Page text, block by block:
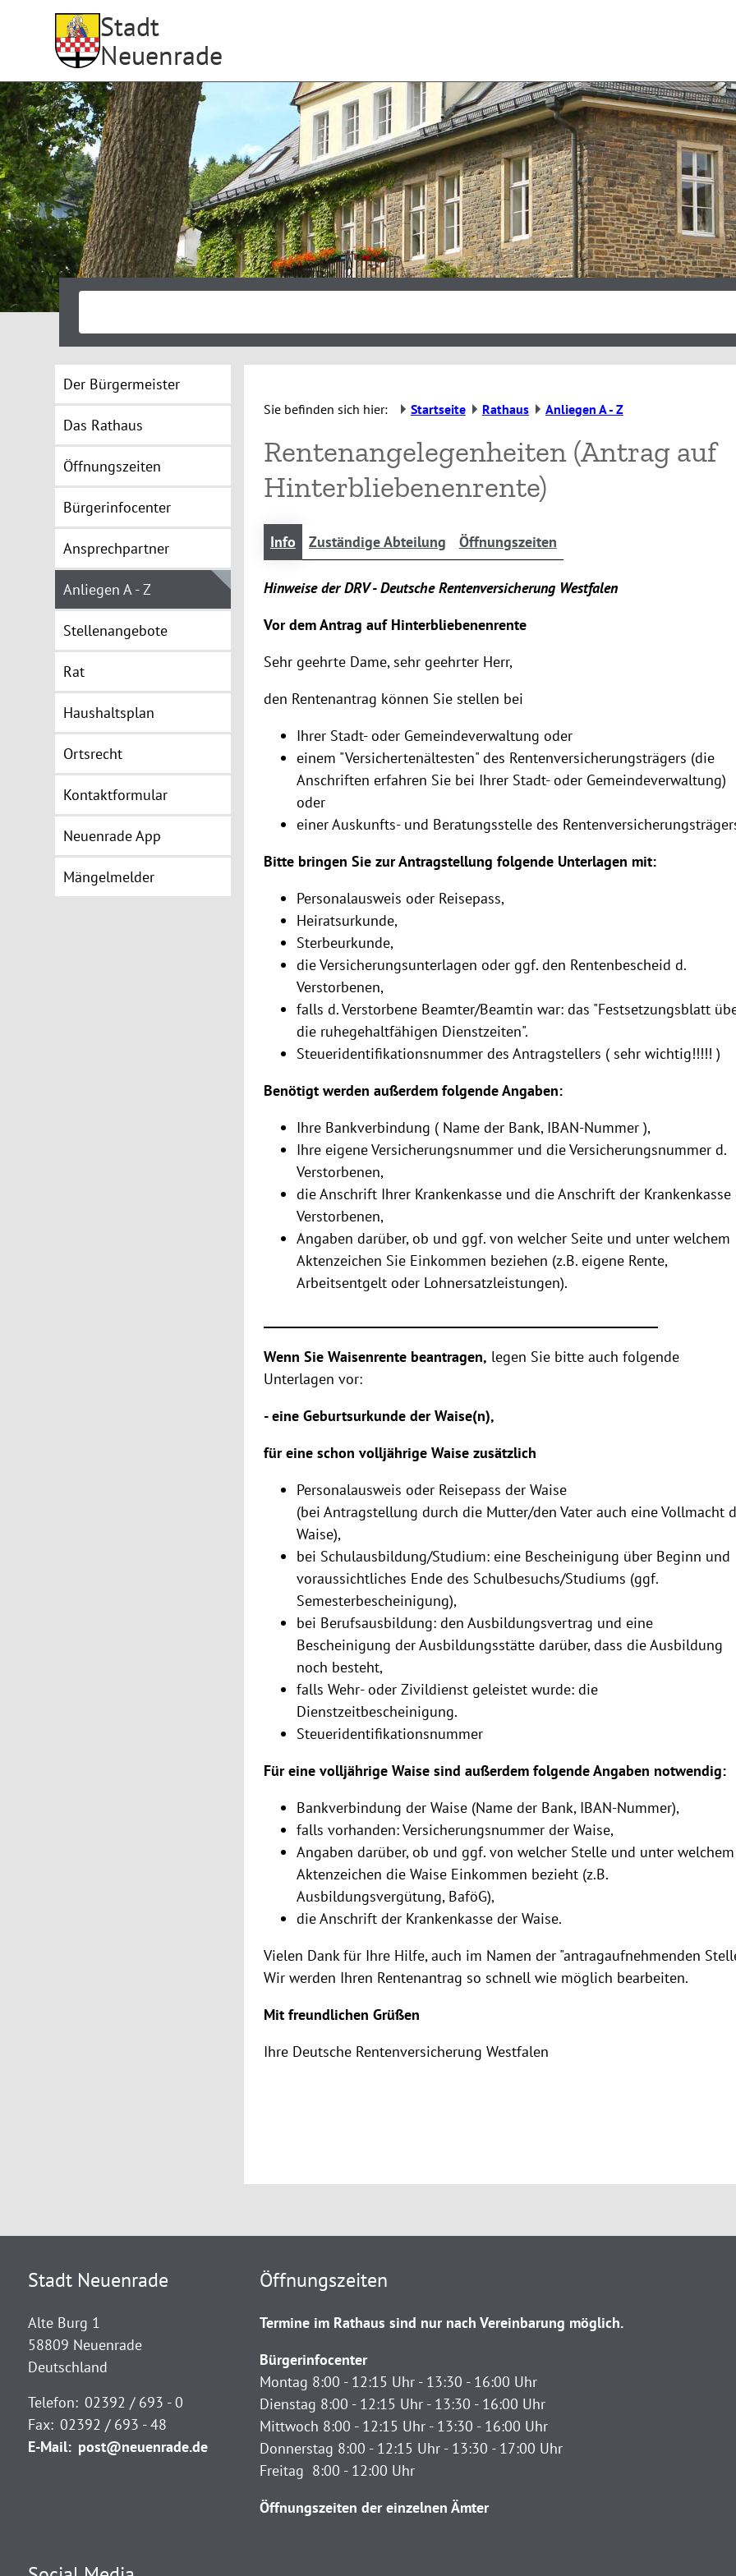
Stadt
Neuenrade
Der Bürgermeister
Das Rathaus
Öffnungszeiten
Bürgerinfocenter
Ansprechpartner
Anliegen A - Z
Stellenangebote
Rat
Haushaltsplan
Ortsrecht
Kontaktformular
Neuenrade App
Mängelmelder
Sie befinden sich hier: Startseite Rathaus Anliegen A - Z
Rentenangelegenheiten (Antrag auf
Hinterbliebenenrente)
Info Zuständige Abteilung Öffnungszeiten
Hinweise der DRV - Deutsche Rentenversicherung Westfalen
Vor dem Antrag auf Hinterbliebenenrente
Sehr geehrte Dame, sehr geehrter Herr,
den Rentenantrag können Sie stellen bei
Ihrer Stadt- oder Gemeindeverwaltung oder
einem "Versichertenältesten" des Rentenversicherungsträgers (die
Anschriften erfahren Sie bei Ihrer Stadt- oder Gemeindeverwaltung)
oder
einer Auskunfts- und Beratungsstelle des
Bitte bringen Sie zur Antragstellung folgende Unterlagen mit:
Personalausweis oder Reisepass,
Heiratsurkunde,
Sterbeurkunde,
die Versicherungsunterlagen oder ggf. den Rentenbescheid d.
Verstorbenen,
falls d. Verstorbene Beamter/Beamtin war: das "Festsetzungsblatt
die ruhegehaltfähigen Dienstzeiten".
Steueridentifikationsnummer des Antragstellers ( sehr wichtig!!!!! )
Benötigt werden außerdem folgende Angaben:
Ihre Bankverbindung ( Name der Bank, IBAN-Nummer ),
Ihre eigene Versicherungsnummer und die Versicherungsnummer d.
Verstorbenen,
die Anschrift Ihrer Krankenkasse und die Anschrift der Krankenkasse
Verstorbenen,
Angaben darüber, ob und ggf. von welcher Seite und unter welchem
Aktenzeichen Sie Einkommen beziehen (z.B. eigene Rente,
Arbeitsentgelt oder Lohnersatzleistungen).
Wenn Sie Waisenrente beantragen, legen Sie bitte auch folgende
Unterlagen vor:
- eine Geburtsurkunde der Waise(n),
für eine schon volljährige Waise zusätzlich
Personalausweis oder Reisepass der Waise
(bei Antragstellung durch die Mutter/den Vater auch eine Vollmacht
Waise),
bei Schulausbildung/Studium: eine Bescheinigung über Beginn und
voraussichtliches Ende des Schulbesuchs/Studiums (ggf.
Semesterbescheinigung),
bei Berufsausbildung: den Ausbildungsvertrag und eine
Bescheinigung der Ausbildungsstätte darüber, dass die Ausbildung
noch besteht,
falls Wehr- oder Zivildienst geleistet wurde: die
Dienstzeitbescheinigung.
Steueridentifikationsnummer
Für eine volljährige Waise sind außerdem folgende Angaben notwendig:
Bankverbindung der Waise (Name der Bank, IBAN-Nummer),
falls vorhanden: Versicherungsnummer der Waise,
Angaben darüber, ob und ggf. von welcher Stelle und unter welchem
Aktenzeichen die Waise Einkommen bezieht (z.B.
Ausbildungsvergütung, BaföG),
die Anschrift der Krankenkasse der Waise.
Vielen Dank für Ihre Hilfe, auch im Namen der "antragaufnehmenden
Wir werden Ihren Rentenantrag so schnell wie möglich bearbeiten.
Mit freundlichen Grüßen
Ihre Deutsche Rentenversicherung Westfalen
Stadt Neuenrade
Alte Burg 1
58809 Neuenrade
Deutschland
Telefon: 02392 / 693 - 0
Fax: 02392 / 693 - 48
E-Mail: post@neuenrade.de
Öffnungszeiten
Termine im Rathaus sind nur nach Vereinbarung möglich.
Bürgerinfocenter
Montag 8:00 - 12:15 Uhr - 13:30 - 16:00 Uhr
Dienstag 8:00 - 12:15 Uhr - 13:30 - 16:00 Uhr
Mittwoch 8:00 - 12:15 Uhr - 13:30 - 16:00 Uhr
Donnerstag 8:00 - 12:15 Uhr - 13:30 - 17:00 Uhr
Freitag 8:00 - 12:00 Uhr
Öffnungszeiten der einzelnen Ämter